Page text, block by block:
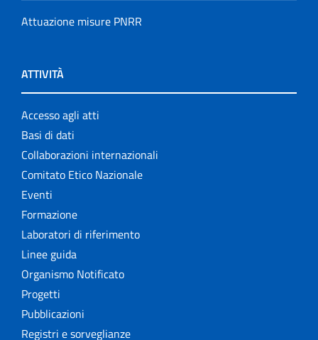
Attuazione misure PNRR
ATTIVITÀ
Accesso agli atti
Basi di dati
Collaborazioni internazionali
Comitato Etico Nazionale
Eventi
Formazione
Laboratori di riferimento
Linee guida
Organismo Notificato
Progetti
Pubblicazioni
Registri e sorveglianze